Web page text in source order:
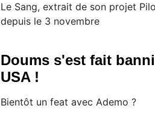
Le Sang, extrait de son projet
depuis le 3 novembre
Doums s'est fait
USA !
Bientôt un feat avec Ademo ?